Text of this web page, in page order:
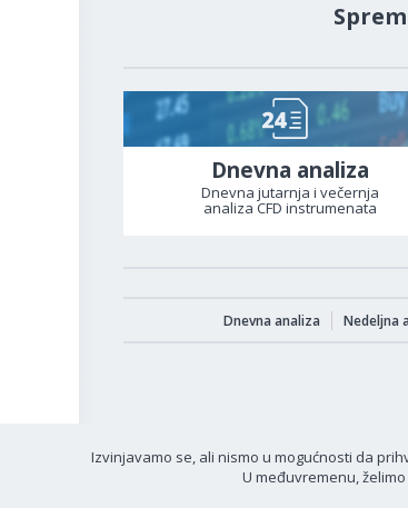
Dnevna analiza
Dnevna jutarnja i večernja
analiza CFD instrumenata
Dnevna analiza Nedeljna
Izvinjavamo se, ali nismo u mogućnosti da
U međuvremenu,